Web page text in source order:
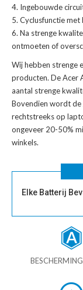
Ingebouwde
Cyclusfunctie
Na strenge
ontmoeten of
Wij hebben strenge
producten. DeAcer
aantal strenge
Bovendien wordt de
rechtstreeks op
ongeveer 20-50%
winkels.
Elke Batterij